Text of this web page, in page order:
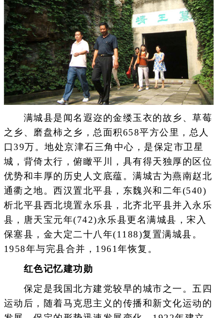
满城县是闻名遐迩的金缕玉衣的故乡、草莓
之乡、磨盘柿之乡，总面积658平方公里，总人
口39万。地处京津石三角中心，是保定市卫星
城，背倚太行，俯瞰平川，具有得天独厚的区位
优势和丰厚的历史人文底蕴。满城古为燕南赵北
通衢之地。西汉置北平县，东魏兴和二年(540)
析北平县西北境置永乐县，北齐北平县并入永乐
县，唐天宝元年(742)永乐县更名满城县，宋入
保塞县，金大定二十八年(1188)复置满城县。
1958年与完县合并，1961年恢复。
红色记忆建功勋
保定是我国北方建党较早的城市之一。五四
运动后，随着马克思主义的传播和新文化运动的